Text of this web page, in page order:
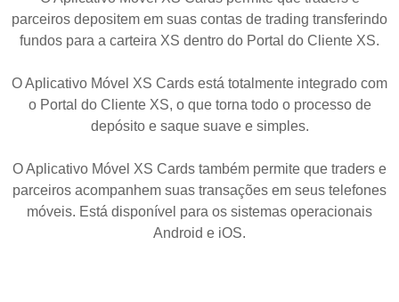
parceiros depositem em suas contas de trading transferindo
fundos para a carteira XS dentro do Portal do Cliente XS.
O Aplicativo Móvel XS Cards está totalmente integrado com
o Portal do Cliente XS, o que torna todo o processo de
depósito e saque suave e simples.
O Aplicativo Móvel XS Cards também permite que traders e
parceiros acompanhem suas transações em seus telefones
móveis. Está disponível para os sistemas operacionais
Android e iOS.